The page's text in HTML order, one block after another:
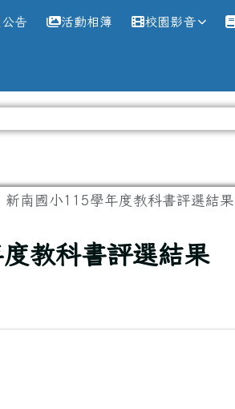
告 活動相簿 校園影音
新南國小115學年度教科書評選結果
教科書評選結果